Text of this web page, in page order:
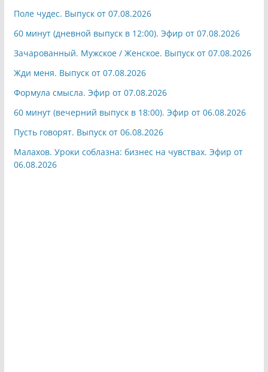
Поле чудес. Выпуск от 07.08.2026
60 минут (дневной выпуск в 12:00). Эфир от 07.08.2026
Зачарованный. Мужское / Женское. Выпуск от 07.08.2026
Жди меня. Выпуск от 07.08.2026
Формула смысла. Эфир от 07.08.2026
60 минут (вечерний выпуск в 18:00). Эфир от 06.08.2026
Пусть говорят. Выпуск от 06.08.2026
Малахов. Уроки соблазна: бизнес на чувствах. Эфир от
06.08.2026